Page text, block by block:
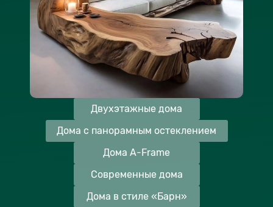
Двухэтажные дома
Дома с панорамным остеклением
Дома A-Frame
Современные дома
Дома в стиле «Барн»